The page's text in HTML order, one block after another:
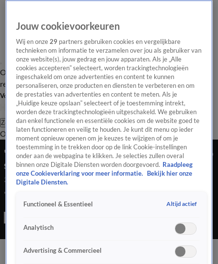
Overzicht Laatste nieuws Regionieuws Het beste van Hart
Tip de
redactie
Volg Hart van Nederland
Zoeken
OverzichtRegioUitzendingenWeerTip de redactiePanelVideo's
'Kleptokat' Lotje is op rooftocht en zet Assen op
stelten
22 juni 2021, 09:00
'Kleptokat' Lotje is op rooftocht en zet Assen op stelten
Jouw cookievoorkeuren
Wij en onze29 partners gebruiken cookies en vergelijkbare
technieken om informatie te verzamelen over jou als gebruiker van
onze website(s), jouw gedrag en jouw apparaten. Als je „Alle
cookies accepteren” selecteert, worden trackingtechnologieën
ingeschakeld om onze advertenties en content te kunnen
personaliseren, onze producten en diensten te verbeteren en om
de prestaties van advertenties en content te meten. Als je
„Huidige keuze opslaan” selecteert of je toestemming intrekt,
worden deze trackingtechnologieën uitgeschakeld. We gebruiken
dan enkel functionele en essentiële cookies om de website goed te
laten functioneren en veilig te houden. Je kunt dit menu op ieder
moment opnieuw openen om je keuzes te wijzigen of om je
toestemming in te trekken door op de link Cookie-instellingen
onder aan de webpagina te klikken. Je selecties zullen overal
binnen onze Digitale Diensten worden doorgevoerd. Raadpleeg
onze Cookieverklaring voor meer informatie.
Bekijk hier onze
Digitale Diensten.
Functioneel & Essentieel Altijd actief
Analytisch
Advertising & Commercieel